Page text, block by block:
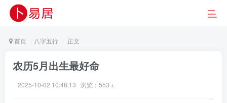
首页 八字五行 正文
农历5月出生最好命
2025-10-02 10:48:13 浏览： 553 +